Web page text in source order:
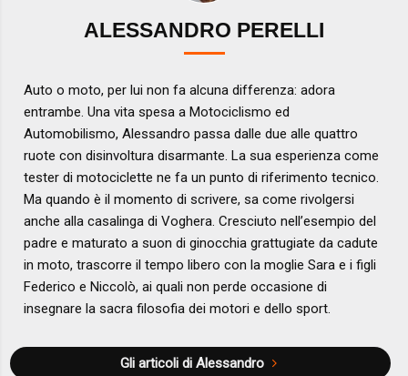
ALESSANDRO PERELLI
Auto o moto, per lui non fa alcuna differenza: adora
entrambe. Una vita spesa a Motociclismo ed
Automobilismo, Alessandro passa dalle due alle quattro
ruote con disinvoltura disarmante. La sua esperienza come
tester di motociclette ne fa un punto di riferimento tecnico.
Ma quando è il momento di scrivere, sa come rivolgersi
anche alla casalinga di Voghera. Cresciuto nell’esempio del
padre e maturato a suon di ginocchia grattugiate da cadute
in moto, trascorre il tempo libero con la moglie Sara e i figli
Federico e Niccolò, ai quali non perde occasione di
insegnare la sacra filosofia dei motori e dello sport.
Gli articoli di Alessandro